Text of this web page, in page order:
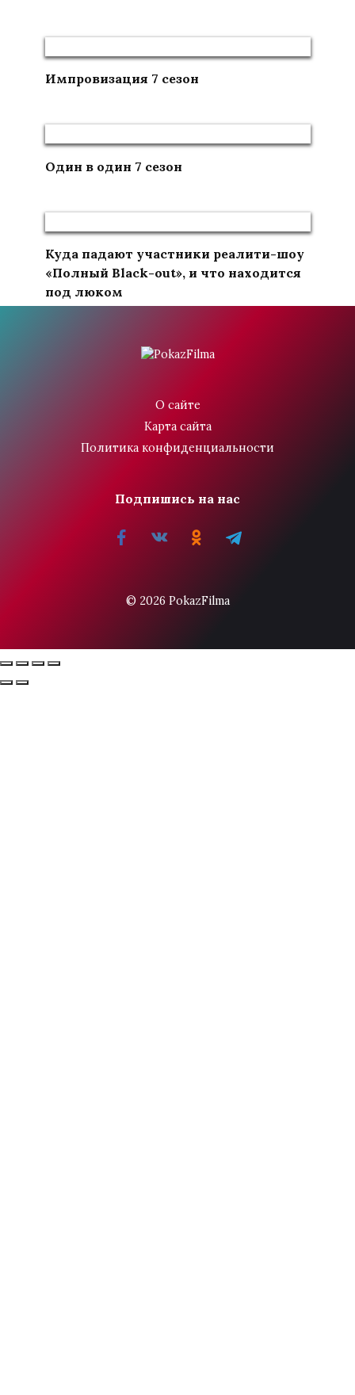
Импровизация 7 сезон
Один в один 7 сезон
Куда падают участники реалити-шоу
«Полный Black-out», и что находится
под люком
О сайте
Карта сайта
Политика конфиденциальности
Подпишись на нас
© 2026 PokazFilma